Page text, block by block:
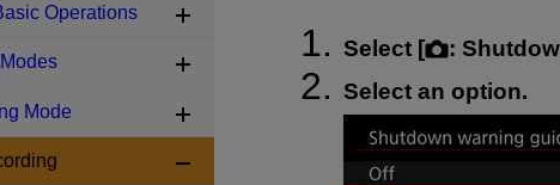
Select [ :
Select an option.
Operations
Mode